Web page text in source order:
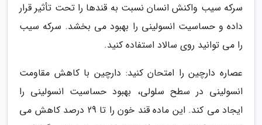
سرکه سیب واکنش انسان نسبت به قندها را تحت تأثیر قرار
داده و حساسیت انسولینی را بهبود می بخشد. سرکه سیب
را می توانید روی سالاد استفاده کنید.
عصاره دارچین را امتحان کنید: دارچین با کاهش مقاومت
انسولینی در سطح سلولی، بهبود حساسیت انسولینی را
ایجاد می کند. این ماده قند خون را تا 29 درصد کاهش می